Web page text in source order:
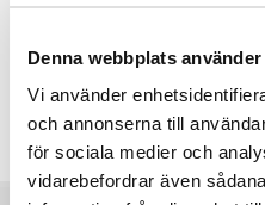
Denna webbplats
Vi använder
och annonserna till
för sociala medier och
vidarebefordrar även
Recensioner
Ytterligare foton